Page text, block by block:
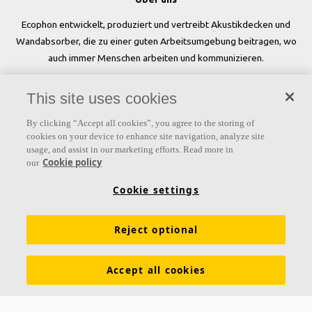
Ecophon entwickelt, produziert und vertreibt Akustikdecken und
Wandabsorber, die zu einer guten Arbeitsumgebung beitragen, wo
auch immer Menschen arbeiten und kommunizieren.
Links
Funktionale Anforderungen Download Broschüren
Allgemeine Geschäftsbedingungen Impressum
This site uses cookies
By clicking “Accept all cookies”, you agree to the storing of
cookies on your device to enhance site navigation, analyze site
usage, and assist in our marketing efforts. Read more in
our Cookie policy
Cookie settings
Reject optional
Accept all cookies